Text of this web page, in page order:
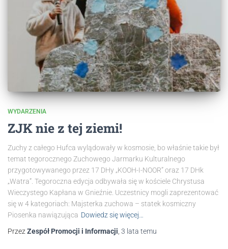
WYDARZENIA
ZJK nie z tej ziemi!
Zuchy z całego Hufca wylądowały w kosmosie, bo właśnie takie był
temat tegorocznego Zuchowego Jarmarku Kulturalnego
przygotowywanego przez 17 DHy „KOOH-I-NOOR” oraz 17 DHk
„Watra”. Tegoroczna edycja odbywała się w kościele Chrystusa
Wieczystego Kapłana w Gnieźnie. Uczestnicy mogli zaprezentować
się w 4 kategoriach: Majsterka zuchowa – statek kosmiczny
Piosenka nawiązująca Dowiedz się więcej…
Przez Zespół Promocji i Informacji 3 lata temu